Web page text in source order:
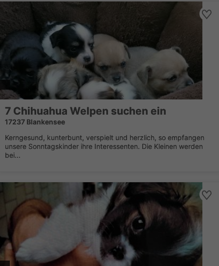
7 Chihuahua Welpen suchen ein
17237 Blankensee
Kerngesund, kunterbunt, verspielt und herzlich, so empfangen
unsere Sonntagskinder ihre Interessenten. Die Kleinen werden
bei...